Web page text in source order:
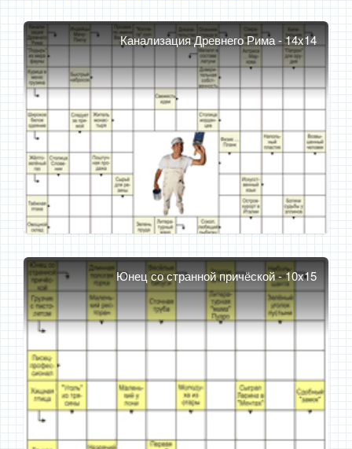
Канализация Древнего Рима - 14x14
Юнец со странной причёской - 10x15